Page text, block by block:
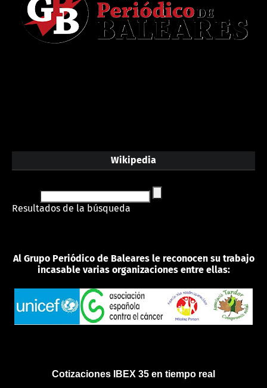
Wikipedia
Resultados de la búsqueda
Al Grupo Periódico de Baleares le reconocen su trabajo
incasable varias organizaciones entre ellas:
Cotizaciones IBEX 35 en tiempo real